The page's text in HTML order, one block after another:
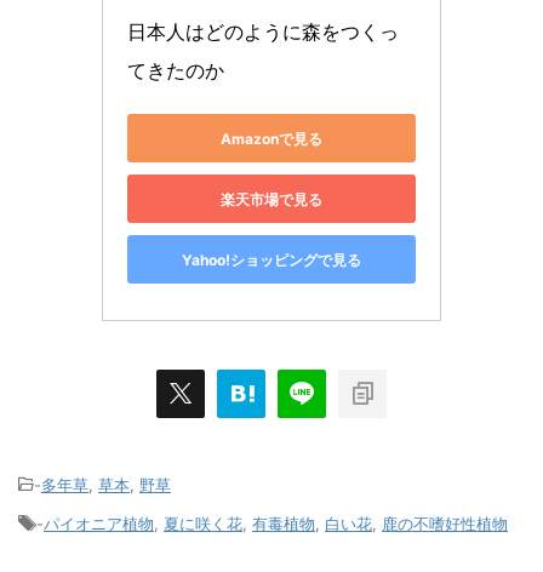
日本人はどのように森をつくっ
てきたのか
Amazonで見る
楽天市場で見る
Yahoo!ショッピングで見る
-多年草, 草本, 野草
-パイオニア植物, 夏に咲く花, 有毒植物, 白い花, 鹿の不嗜好性植物